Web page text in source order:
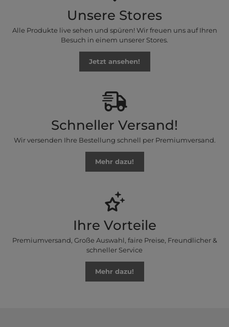
Unsere Stores
Alle Produkte live sehen und spüren! Wir freuen uns auf Ihren
Besuch in einem unserer Stores.
Jetzt ansehen!
Schneller Versand!
Wir versenden Ihre Bestellung schnell per Premiumversand.
Mehr dazu!
Ihre Vorteile
Premiumversand, Große Auswahl, faire Preise, Freundlicher &
schneller Service
Mehr dazu!